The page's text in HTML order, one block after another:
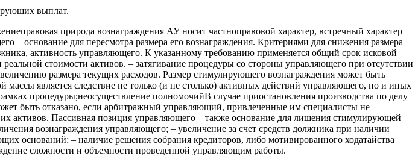
выплат.
природа вознаграждения АУ носит частноправовой характер, встречный характер
основание для пересмотра размера его вознаграждения. Критериями для снижения размера
активность управляющего. К указанному требованию применяется общий срок исковой
стоимости активов. – затягивание процедуры со стороны управляющего при отсутствии
размера текущих расходов. Размер стимулирующего вознаграждения может быть
является следствие не только (и не столько) активных действий управляющего, но и иных
процедуры;неосуществление полномочийВ случае приостановления производства по делу
быть отказано, если арбитражный управляющий, привлеченные им специалисты не
Пассивная позиция управляющего – также основание для лишения стимулирующей
вознаграждения управляющего; – увеличение за счет средств должника при наличии
оснований: – наличие решения собрания кредиторов, либо мотивированного ходатайства
сложности и объемности проведенной управляющим работы.